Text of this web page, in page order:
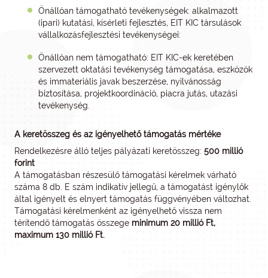
Önállóan támogatható tevékenységek: alkalmazott
(ipari) kutatási, kísérleti fejlesztés, EIT KIC társulások
vállalkozásfejlesztési tevékenységei:
Önállóan nem támogatható: EIT KIC-ek keretében
szervezett oktatási tevékenység támogatása, eszközök
és immateriális javak beszerzése, nyilvánosság
biztosítása, projektkoordináció, piacra jutás, utazási
tevékenység.
A keretösszeg és az igényelhető támogatás mértéke
Rendelkezésre álló teljes pályázati keretösszeg: 500 millió
forint
A támogatásban részesülő támogatási kérelmek várható
száma 8 db. E szám indikatív jellegű, a támogatást igénylők
által igényelt és elnyert támogatás függvényében változhat.
Támogatási kérelmenként az igényelhető vissza nem
térítendő támogatás összege minimum 20 millió Ft,
maximum 130 millió Ft.